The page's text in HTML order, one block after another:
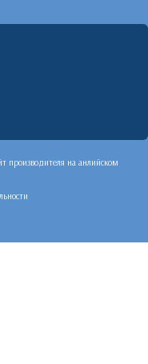
производителя на анлийском